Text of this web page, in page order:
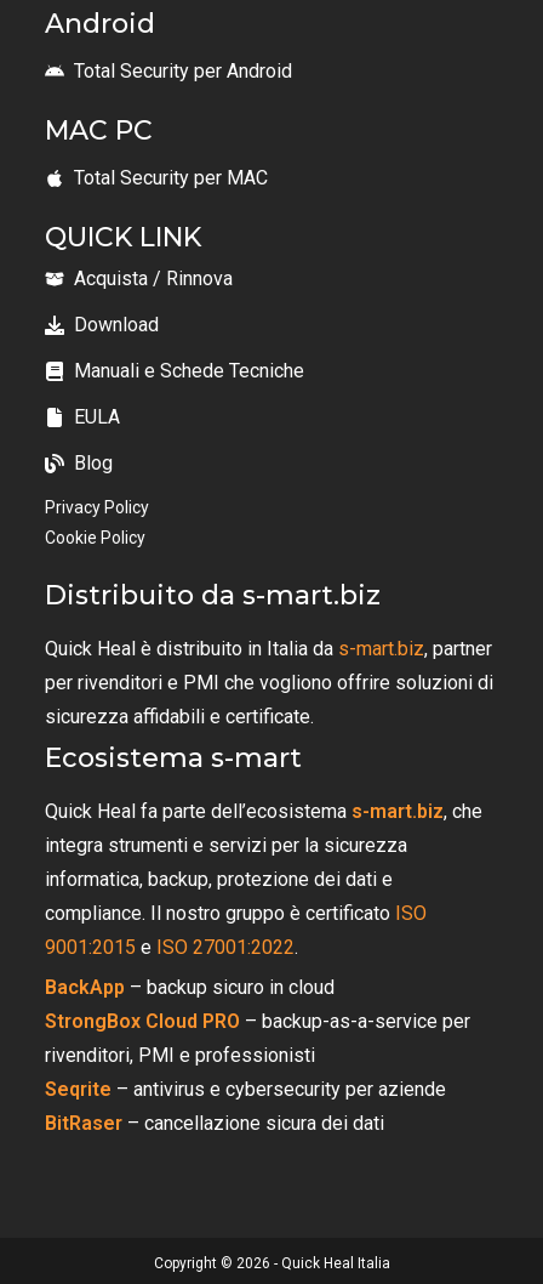
Android
Total Security per Android
MAC PC
Total Security per MAC
QUICK LINK
Acquista / Rinnova
Download
Manuali e Schede Tecniche
EULA
Blog
Privacy Policy
Cookie Policy
Distribuito da s-mart.biz
Quick Heal è distribuito in Italia da s-mart.biz, partner
per rivenditori e PMI che vogliono offrire soluzioni di
sicurezza affidabili e certificate.
Ecosistema s-mart
Quick Heal fa parte dell’ecosistema s-mart.biz, che
integra strumenti e servizi per la sicurezza
informatica, backup, protezione dei dati e
compliance. Il nostro gruppo è certificato ISO
9001:2015 e ISO 27001:2022.
BackApp – backup sicuro in cloud
StrongBox Cloud PRO – backup-as-a-service per
rivenditori, PMI e professionisti
Seqrite – antivirus e cybersecurity per aziende
BitRaser – cancellazione sicura dei dati
Copyright © 2026 - Quick Heal Italia